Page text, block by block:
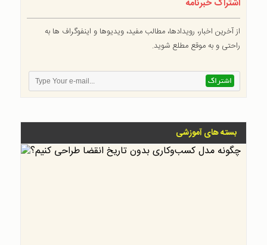
اشتراک خبرنامه
از آخرین اخبار، رویدادها، مطالب مفید، ویدیوها و اینفوگراف ها به
راحتی و به موقع مطلع شوید.
بسته های آموزشی